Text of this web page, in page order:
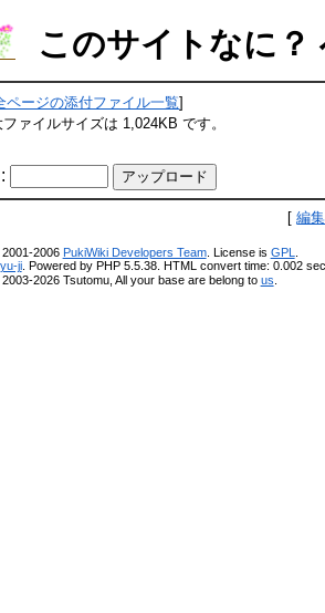
このサイトなに？
ページの添付ファイル一覧]
ァイルサイズは 1,024KB です。
[編集
2006 PukiWiki Developers Team. License is GPL
yu-ji. Powered by PHP 5.5.38. HTML convert time: 0.002
2026 Tsutomu, All your base are belong to us